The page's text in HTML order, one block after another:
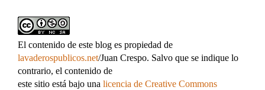
El contenido de este blog es propiedad de
lavaderospublicos.net/Juan Crespo. Salvo que se indique lo
contrario, el contenido de
este sitio está bajo una licencia de Creative Commons